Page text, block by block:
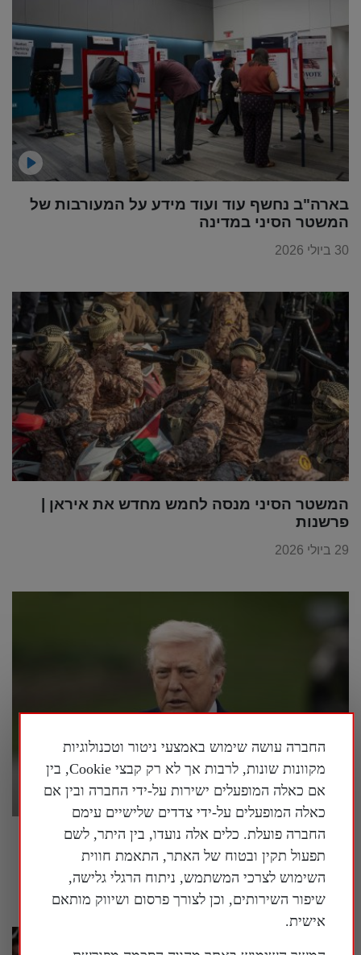
בארה"ב נחשף עוד ועוד מידע על המעורבות של
המשטר הסיני במדינה
30 ביולי 2026
המשטר הסיני מנסה לחמש מחדש את איראן |
פרשנות
29 ביולי 2026
פרשן על המלחמה באיראן: "אסור לשכוח
שמטרתה של איראן היא להשתלט על העולם"
החברה עושה שימוש באמצעי ניטור וטכנולוגיות
מקוונות שונות, לרבות אך לא רק קבצי Cookie, בין
אם כאלה המופעלים ישירות על-ידי החברה ובין אם
כאלה המופעלים על-ידי צדדים שלישיים עימם
החברה פועלת. כלים אלה נועדו, בין היתר, לשם
תפעול תקין ובטוח של האתר, התאמת חווית
השימוש לצרכי המשתמש, ניתוח הרגלי גלישה,
שיפור השירותים, וכן לצורך פרסום ושיווק מותאם
אישית.